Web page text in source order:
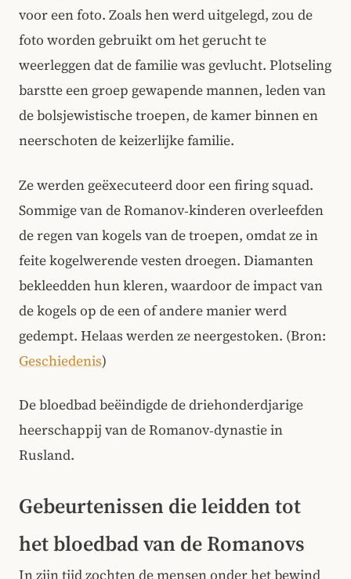
voor een foto. Zoals hen werd uitgelegd, zou de
foto worden gebruikt om het gerucht te
weerleggen dat de familie was gevlucht. Plotseling
barstte een groep gewapende mannen, leden van
de bolsjewistische troepen, de kamer binnen en
neerschoten de keizerlijke familie.
Ze werden geëxecuteerd door een firing squad.
Sommige van de Romanov‑kinderen overleefden
de regen van kogels van de troepen, omdat ze in
feite kogelwerende vesten droegen. Diamanten
bekleedden hun kleren, waardoor de impact van
de kogels op de een of andere manier werd
gedempt. Helaas werden ze neergestoken. (Bron:
Geschiedenis)
De bloedbad beëindigde de driehonderdjarige
heerschappij van de Romanov‑dynastie in
Rusland.
Gebeurtenissen die leidden tot
het bloedbad van de Romanovs
In zijn tijd zochten de mensen onder het bewind